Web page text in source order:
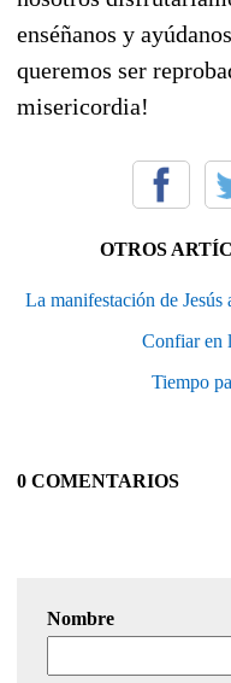
enséñanos y
queremos ser
misericordia!
OTROS
La manifestación de Jesús
Confiar en
Tiempo
0 COMENTARIOS
Nombre